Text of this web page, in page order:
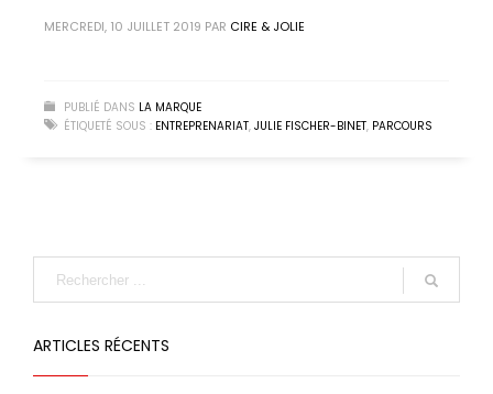
MERCREDI, 10 JUILLET 2019 PAR CIRE & JOLIE
PUBLIÉ DANS LA MARQUE
ÉTIQUETÉ SOUS : ENTREPRENARIAT, JULIE FISCHER-BINET, PARCOURS
ARTICLES RÉCENTS